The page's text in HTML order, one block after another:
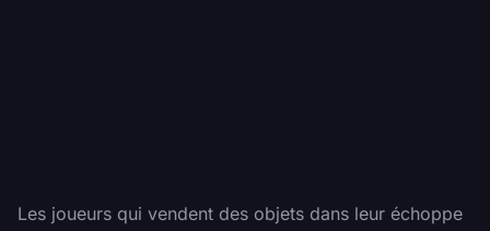
Les joueurs qui vendent des objets dans leur échoppe